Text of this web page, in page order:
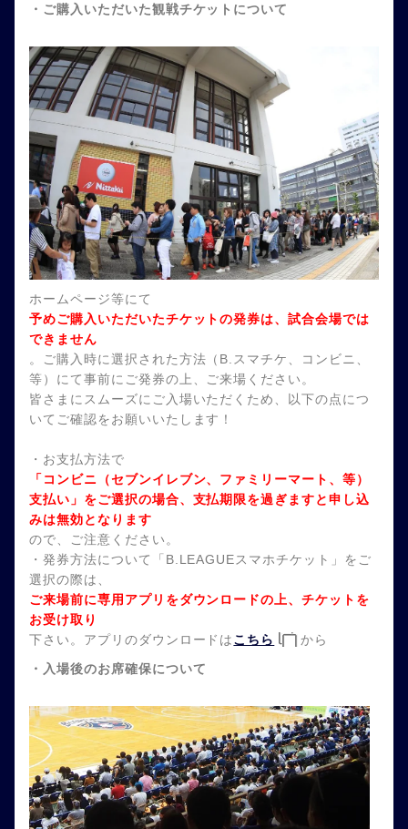
・ご購入いただいた観戦チケットについて
ホームページ等にて
予めご購入いただいたチケットの発券は、試合会場では
できません
。ご購入時に選択された方法（B.スマチケ、コンビニ、
等）にて事前にご発券の上、ご来場ください。
皆さまにスムーズにご入場いただくため、以下の点につ
いてご確認をお願いいたします！
・お支払方法で
「コンビニ（セブンイレブン、ファミリーマート、等）
支払い」をご選択の場合、支払期限を過ぎますと申し込
みは無効となります
ので、ご注意ください。
・発券方法について「B.LEAGUEスマホチケット」をご
選択の際は、
ご来場前に専用アプリをダウンロードの上、チケットを
お受け取り
下さい。アプリのダウンロードはこちら
から
・入場後のお席確保について